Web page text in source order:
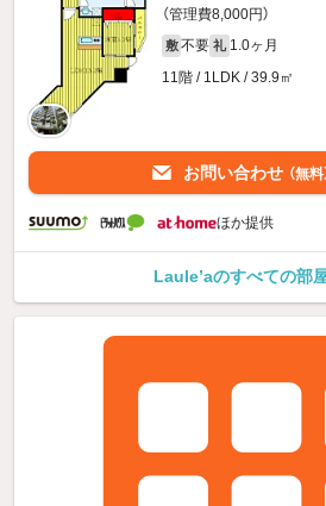
（管理費8,000円）
敷 不要 礼 1.0ヶ月
11階 / 1LDK / 39.9㎡
お問い合わせ （無料
ほか提供
Laule’aのすべての部